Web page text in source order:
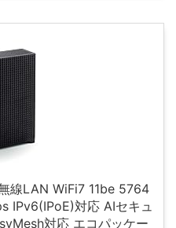
線LAN WiFi7 11be 5764
IPv6(IPoE)対応 AIセキュ
対応 エコパッケー